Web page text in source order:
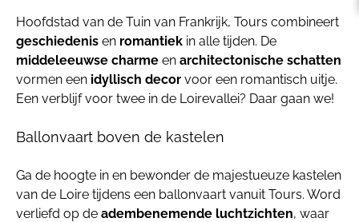
Hoofdstad van de Tuin van Frankrijk, Tours combineert
geschiedenis en romantiek in alle tijden. De
middeleeuwse charme en architectonische schatten
vormen een idyllisch decor voor een romantisch uitje.
Een verblijf voor twee in de Loirevallei? Daar gaan we!
Ballonvaart boven de kastelen
Ga de hoogte in en bewonder de majestueuze kastelen
van de Loire tijdens een ballonvaart vanuit Tours. Word
verliefd op de adembenemende luchtzichten, waar